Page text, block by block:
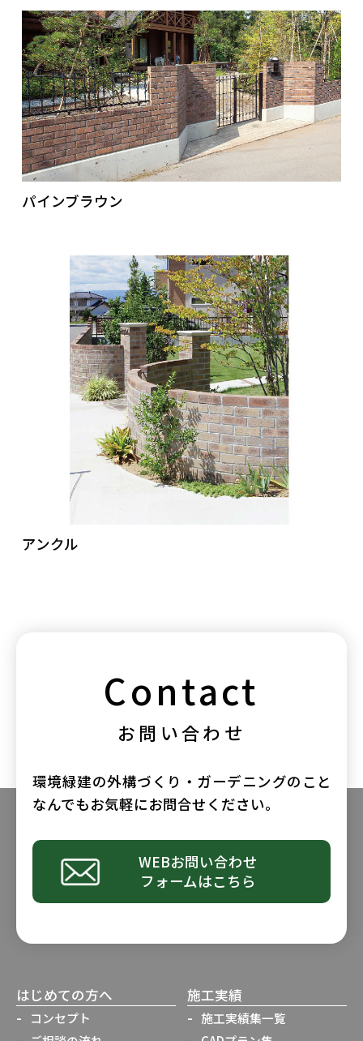
パインブラウン
アンクル
Contact
お問い合わせ
環境緑建の外構づくり・ガーデニングのこと
なんでもお気軽にお問合せください。
WEBお問い合わせ
フォームはこちら
はじめての方へ
コンセプト
施工実績
施工実績集一覧